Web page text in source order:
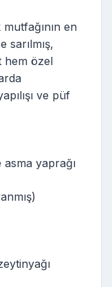
en
sarılmış,
hem özel
ve püf
yaprağı